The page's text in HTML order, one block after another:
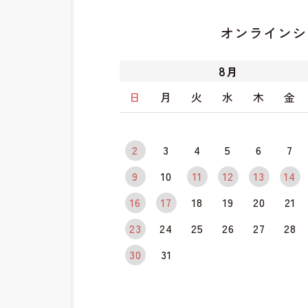
オンライン
8月
日
月 火 水 木 金
2 3 4 5 6
7
9
10 11 12 13
14
16
17 18 19 20
21
23
24 25 26 27
28
30
31